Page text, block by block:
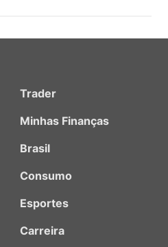
Trader
Minhas Finanças
Brasil
Consumo
Esportes
Carreira